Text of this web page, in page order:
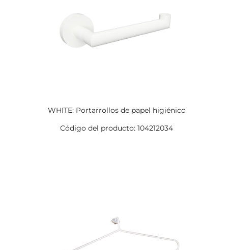
WHITE: Portarrollos de papel higiénico
Código del producto: 104212034